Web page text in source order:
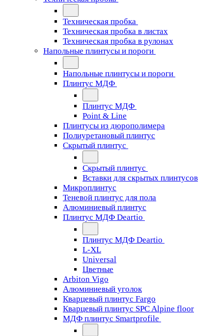
Техническая пробка
Техническая пробка в листах
Техническая пробка в рулонах
Напольные плинтусы и пороги
Напольные плинтусы и пороги
Плинтус МДФ
Плинтус МДФ
Point & Line
Плинтусы из дюрополимера
Полиуретановый плинтус
Скрытый плинтус
Скрытый плинтус
Вставки для скрытых плинтусов
Микроплинтус
Теневой плинтус для пола
Алюминиевый плинтус
Плинтус МДФ Deartio
Плинтус МДФ Deartio
L-XL
Universal
Цветные
Arbiton Vigo
Алюминиевый уголок
Кварцевый плинтус Fargo
Кварцевый плинтус SPC Alpine floor
МДФ плинтус Smartprofile